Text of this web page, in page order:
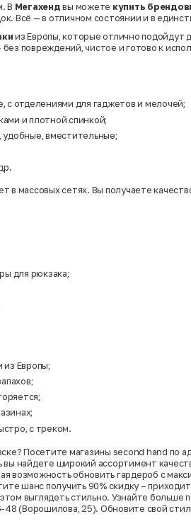
В Мегахенд вы можете купить
Всё — в отличном состоянии и в
из Европы, которые отлично подойдут
повреждений, чистое и готово к
с отделениями для гаджетов и мелочей;
и плотной спинкой;
удобные, вместительные;
в массовых сетях. Вы получаете
для рюкзака;
из Европы;
с треком.
Посетите магазины second hand по
вы найдете широкий ассортимент
возможность обновить гардероб с
шанс получить 90% скидку –
выглядеть стильно. Узнайте больше
(Ворошилова, 25). Обновите свой